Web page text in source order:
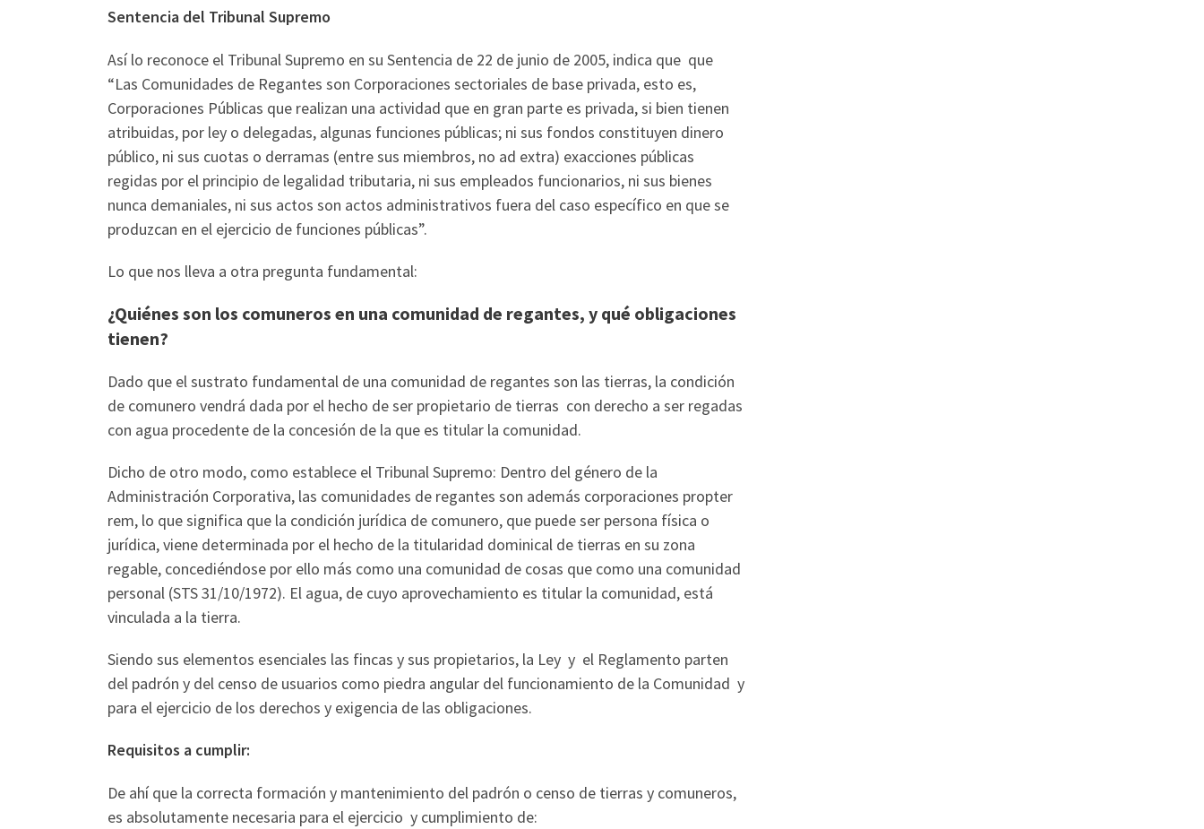
Sentencia del Tribunal Supremo
Así lo reconoce el Tribunal Supremo en su Sentencia de 22 de junio de 2005, indica que que
“Las Comunidades de Regantes son Corporaciones sectoriales de base privada, esto es,
Corporaciones Públicas que realizan una actividad que en gran parte es privada, si bien tienen
atribuidas, por ley o delegadas, algunas funciones públicas; ni sus fondos constituyen dinero
público, ni sus cuotas o derramas (entre sus miembros, no ad extra) exacciones públicas
regidas por el principio de legalidad tributaria, ni sus empleados funcionarios, ni sus bienes
nunca demaniales, ni sus actos son actos administrativos fuera del caso específico en que se
produzcan en el ejercicio de funciones públicas”.
Lo que nos lleva a otra pregunta fundamental:
¿Quiénes son los comuneros en una comunidad de regantes, y qué obligaciones
tienen?
Dado que el sustrato fundamental de una comunidad de regantes son las tierras, la condición
de comunero vendrá dada por el hecho de ser propietario de tierras con derecho a ser regadas
con agua procedente de la concesión de la que es titular la comunidad.
Dicho de otro modo, como establece el Tribunal Supremo: Dentro del género de la
Administración Corporativa, las comunidades de regantes son además corporaciones propter
rem, lo que significa que la condición jurídica de comunero, que puede ser persona física o
jurídica, viene determinada por el hecho de la titularidad dominical de tierras en su zona
regable, concediéndose por ello más como una comunidad de cosas que como una comunidad
personal (STS 31/10/1972). El agua, de cuyo aprovechamiento es titular la comunidad, está
vinculada a la tierra.
Siendo sus elementos esenciales las fincas y sus propietarios, la Ley y el Reglamento parten
del padrón y del censo de usuarios como piedra angular del funcionamiento de la Comunidad y
para el ejercicio de los derechos y exigencia de las obligaciones.
Requisitos a cumplir:
De ahí que la correcta formación y mantenimiento del padrón o censo de tierras y comuneros,
es absolutamente necesaria para el ejercicio y cumplimiento de: